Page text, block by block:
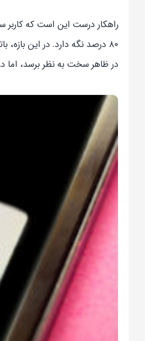
۸۰ درصد نگه دارد. در این
در ظاهر سخت به نظر برسد، اما